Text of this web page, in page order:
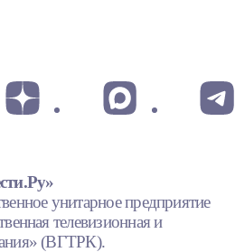
унитарное предприятие
телевизионная и
(ВГТРК).